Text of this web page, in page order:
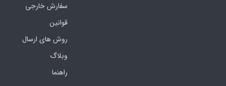
سفارش خارجی
قوانین
روش های ارسال
وبلاگ
راهنما